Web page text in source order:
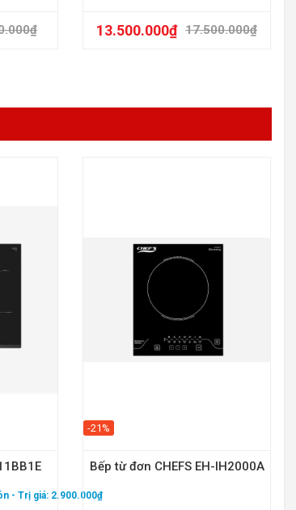
₫ 17.500.000₫
13.500.000₫
- Trị giá: 2.900.000₫
-21%
Bếp từ đơn CHEFS EH-IH2000A